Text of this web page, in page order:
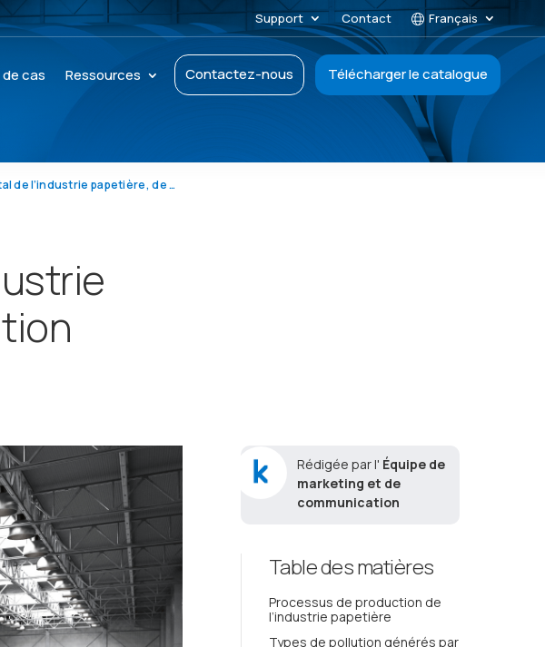
Support Contact Français
cas Ressources Contactez-nous Télécharger le catalogue
L’impact environnemental de l’industrie papetière, de la pollution à la solution
Rédigée par l' Équipe de
marketing et de
communication
Table des matières
Processus de production de
l’industrie papetière
Types de pollution générés par